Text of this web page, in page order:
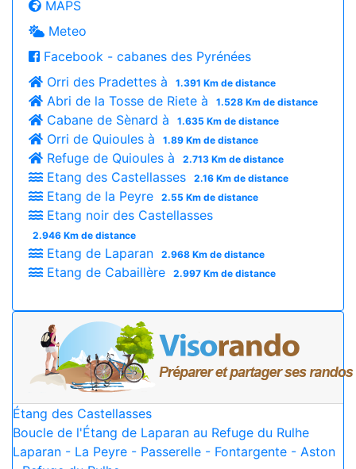
MAPS
Meteo
Facebook - cabanes des Pyrénées
Orri des Pradettes à
1.391 Km de distance
Abri de la Tosse de Riete à 1.528 Km de distance
Cabane de Sènard à 1.635 Km de distance
Orri de Quioules à 1.89 Km de distance
Refuge de Quioules à 2.713 Km de distance
Etang des Castellasses 2.16 Km de distance
Etang de la Peyre 2.55 Km de distance
Etang noir des Castellasses
2.946 Km de distance
Etang de Laparan 2.968 Km de distance
Etang de Cabaillère 2.997 Km de distance
Étang des Castellasses
Boucle de l'Étang de Laparan au Refuge du Rulhe
Laparan - La Peyre - Passerelle - Fontargente - Aston